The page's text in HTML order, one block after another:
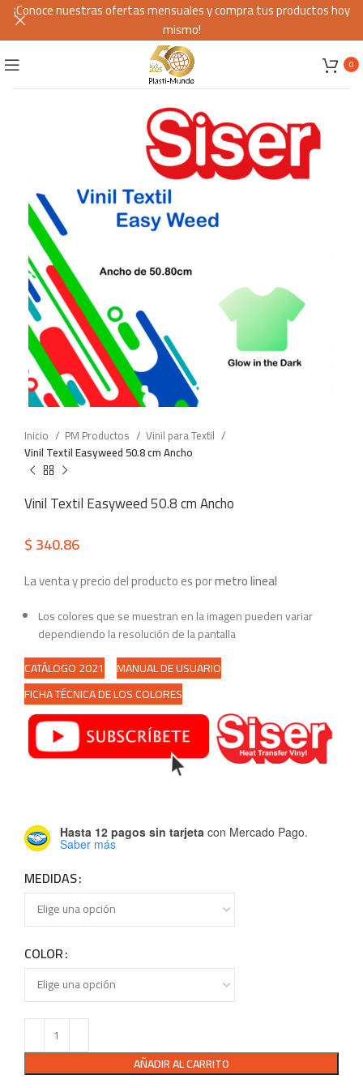
0
Inicio PM Productos
Vinil para Textil
Vinil Textil Easyweed 50.8 cm Ancho
Vinil Textil Easyweed 50.8 cm Ancho
$340.86
La venta y precio del producto es pormetro lineal
Los colores que se muestran en la imagen pueden variar
dependiendo la resolución de la pantalla
CATÁLOGO 2021
MANUAL DE USUARIO
FICHA TÉCNICA DE LOS COLORES
Hasta 12 pagos sin tarjeta con Mercado Pago.
Saber más
MEDIDAS
COLOR
AÑADIR AL CARRITO
¡Conoce nuestras ofertas mensuales y compra tus productos hoy
mismo!